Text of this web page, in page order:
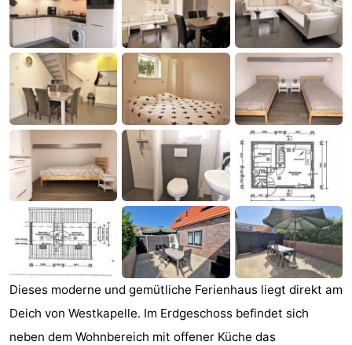
Zoutelande
Duinflat
-
Duinoord
-
Duinweg
18
Kurhaus
Residentie
Soutelande
Campingplätze
Ferienhäuser
Zandput
Duinzicht
-
Dieses moderne und gemütliche Ferienhaus liegt direkt am
Deich von Westkapelle. Im Erdgeschoss befindet sich
neben dem Wohnbereich mit offener Küche das